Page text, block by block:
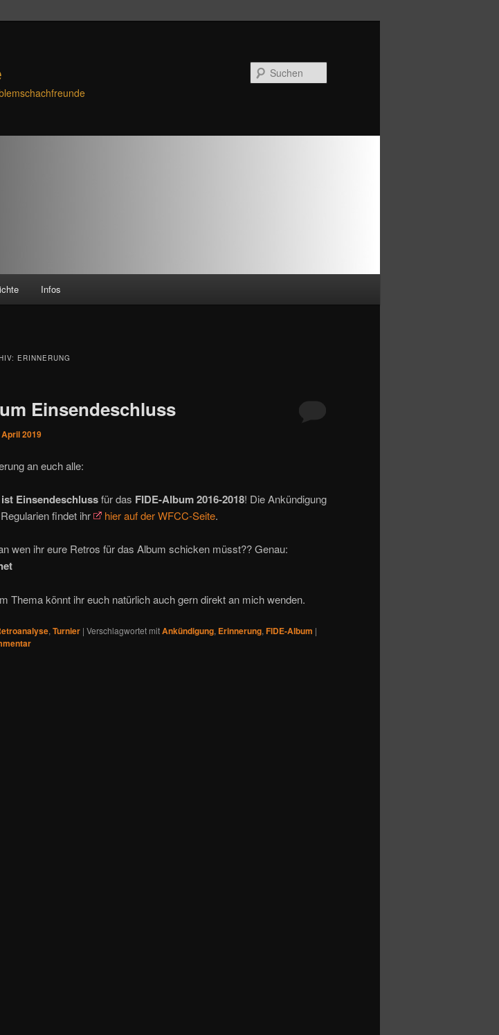
Infos
ERINNERUNG
Einsendeschluss
2019
an euch alle:
ist Einsendeschlussfür das FIDE-Album 2016-2018! Die Ankündigung
findet ihr
hier auf der WFCC-Seite.
wen ihr eure Retros für das Album schicken müsst?? Genau:
Thema könnt ihr euch natürlich auch gern direkt an mich wenden.
, Turnier | Verschlagwortet mitAnkündigung, Erinnerung, FIDE-Album |